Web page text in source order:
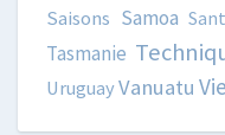
Saisons Samoa
Tasmanie
UruguayVanuatu